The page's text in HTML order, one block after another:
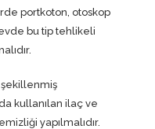
portkoton, otoskop
bu tip tehlikeli
şekillenmiş
kullanılan ilaç ve
yapılmalıdır.